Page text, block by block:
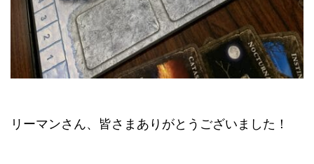
リーマンさん、皆さまありがとうございました！